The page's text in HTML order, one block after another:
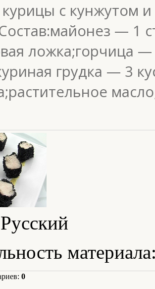
с кунжутом
— 1
ложка;горчица
грудка — 3
материала
: 0